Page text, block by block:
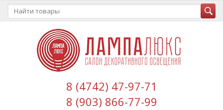
8 (4742) 47-97-71
8 (903) 866-77-99